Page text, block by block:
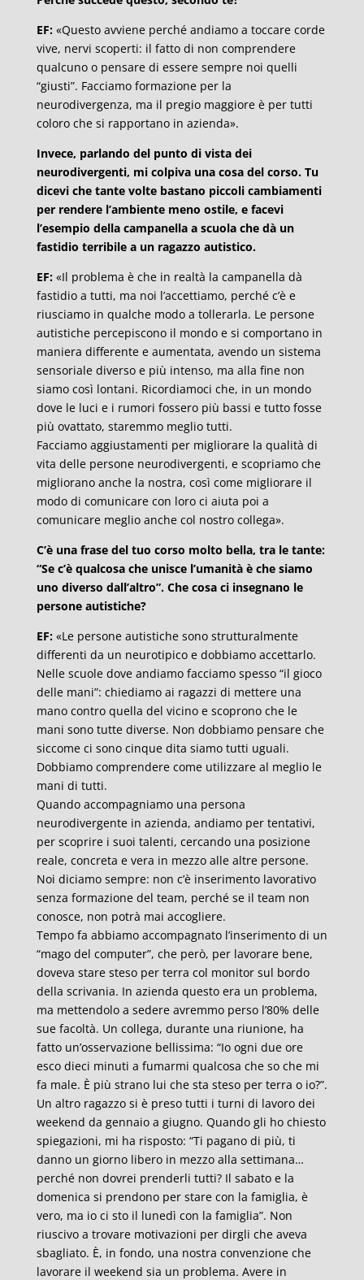
EF:«Questo avviene perché andiamo a toccare corde
vive, nervi scoperti: il fatto di non comprendere
qualcuno o pensare di essere sempre noi quelli
“giusti”. Facciamo formazione per la
neurodivergenza, ma il pregio maggiore è per tutti
coloro che si rapportano in azienda».
Invece, parlando del punto di vista dei
neurodivergenti, mi colpiva una cosa del corso. Tu
dicevi che tante volte bastano piccoli cambiamenti
per rendere l’ambiente meno ostile, e facevi
l’esempio della campanella a scuola che dà un
fastidio terribile a un ragazzo autistico.
EF:«Il problema è che in realtà la campanella dà
fastidio a tutti, ma noi l’accettiamo, perché c’è e
riusciamo in qualche modo a tollerarla. Le persone
autistiche percepiscono il mondo e si comportano in
maniera differente e aumentata, avendo un sistema
sensoriale diverso e più intenso, ma alla fine non
siamo così lontani. Ricordiamoci che, in un mondo
dove le luci e i rumori fossero più bassi e tutto fosse
più ovattato, staremmo meglio tutti.
Facciamo aggiustamenti per migliorare la qualità di
vita delle persone neurodivergenti, e scopriamo che
migliorano anche la nostra, così come migliorare il
modo di comunicare con loro ci aiuta poi a
comunicare meglio anche col nostro collega».
C’è una frase del tuo corso molto bella, tra le tante:
“Se c’è qualcosa che unisce l’umanità è che siamo
uno diverso dall’altro”. Che cosa ci insegnano le
persone autistiche?
EF:«Le persone autistiche sono strutturalmente
differenti da un neurotipico e dobbiamo accettarlo.
Nelle scuole dove andiamo facciamo spesso “il gioco
delle mani”: chiediamo ai ragazzi di mettere una
mano contro quella del vicino e scoprono che le
mani sono tutte diverse. Non dobbiamo pensare che
siccome ci sono cinque dita siamo tutti uguali.
Dobbiamo comprendere come utilizzare al meglio le
mani di tutti.
Quando accompagniamo una persona
neurodivergente in azienda, andiamo per tentativi,
per scoprire i suoi talenti, cercando una posizione
reale, concreta e vera in mezzo alle altre persone.
Noi diciamo sempre: non c’è inserimento lavorativo
senza formazione del team, perché se il team non
conosce, non potrà mai accogliere.
Tempo fa abbiamo accompagnato l’inserimento di un
“mago del computer”, che però, per lavorare bene,
doveva stare steso per terra col monitor sul bordo
della scrivania. In azienda questo era un problema,
ma mettendolo a sedere avremmo perso l’80% delle
sue facoltà. Un collega, durante una riunione, ha
fatto un’osservazione bellissima: “Io ogni due ore
esco dieci minuti a fumarmi qualcosa che so che mi
fa male. È più strano lui che sta steso per terra o io?”.
Un altro ragazzo si è preso tutti i turni di lavoro dei
weekend da gennaio a giugno. Quando gli ho chiesto
spiegazioni, mi ha risposto: “Ti pagano di più, ti
danno un giorno libero in mezzo alla settimana…
perché non dovrei prenderli tutti? Il sabato e la
domenica si prendono per stare con la famiglia, è
vero, ma io ci sto il lunedì con la famiglia”. Non
riuscivo a trovare motivazioni per dirgli che aveva
sbagliato. È, in fondo, una nostra convenzione che
lavorare il weekend sia un problema. Avere in